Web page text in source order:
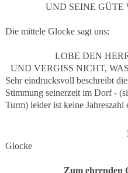
UND SEINE GÜTE
Die mittele Glocke sagt uns:
LOBE DEN
UND VERGISS NICHT,
Sehr eindrucksvoll beschreibt
Stimmung seinerzeit im Dorf -
Turm) leider ist keine Jahreszahl
Glocke
Zum ehrenden